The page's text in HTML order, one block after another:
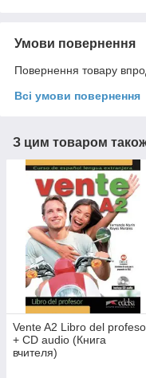
Умови повернення
Повернення товару
Всі умови повернення
З цим товаром
Vente A2 Libro del
+ CD audio (Книга
вчителя)